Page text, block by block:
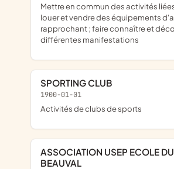
mettre en commun des activités liées à l'airsoft, acheter,
louer et vendre des équipements
rapprochant ; faire connaître et
différentes manifestations
SPORTING CLUB
1900-01-01
Activités de clubs de sports
ASSOCIATION USEP ECOLE DU VALENCON
BEAUVAL